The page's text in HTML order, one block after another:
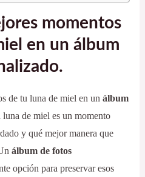
momentos
en un álbum
de tu luna de miel en un álbum
luna de miel es un momento
y qué mejor manera que
álbum de fotos
opción para preservar esos